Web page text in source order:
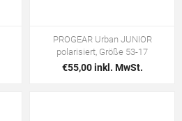
PROGEAR Urban JUNIOR
polarisiert, Größe 53-17
€55,00 inkl. MwSt.